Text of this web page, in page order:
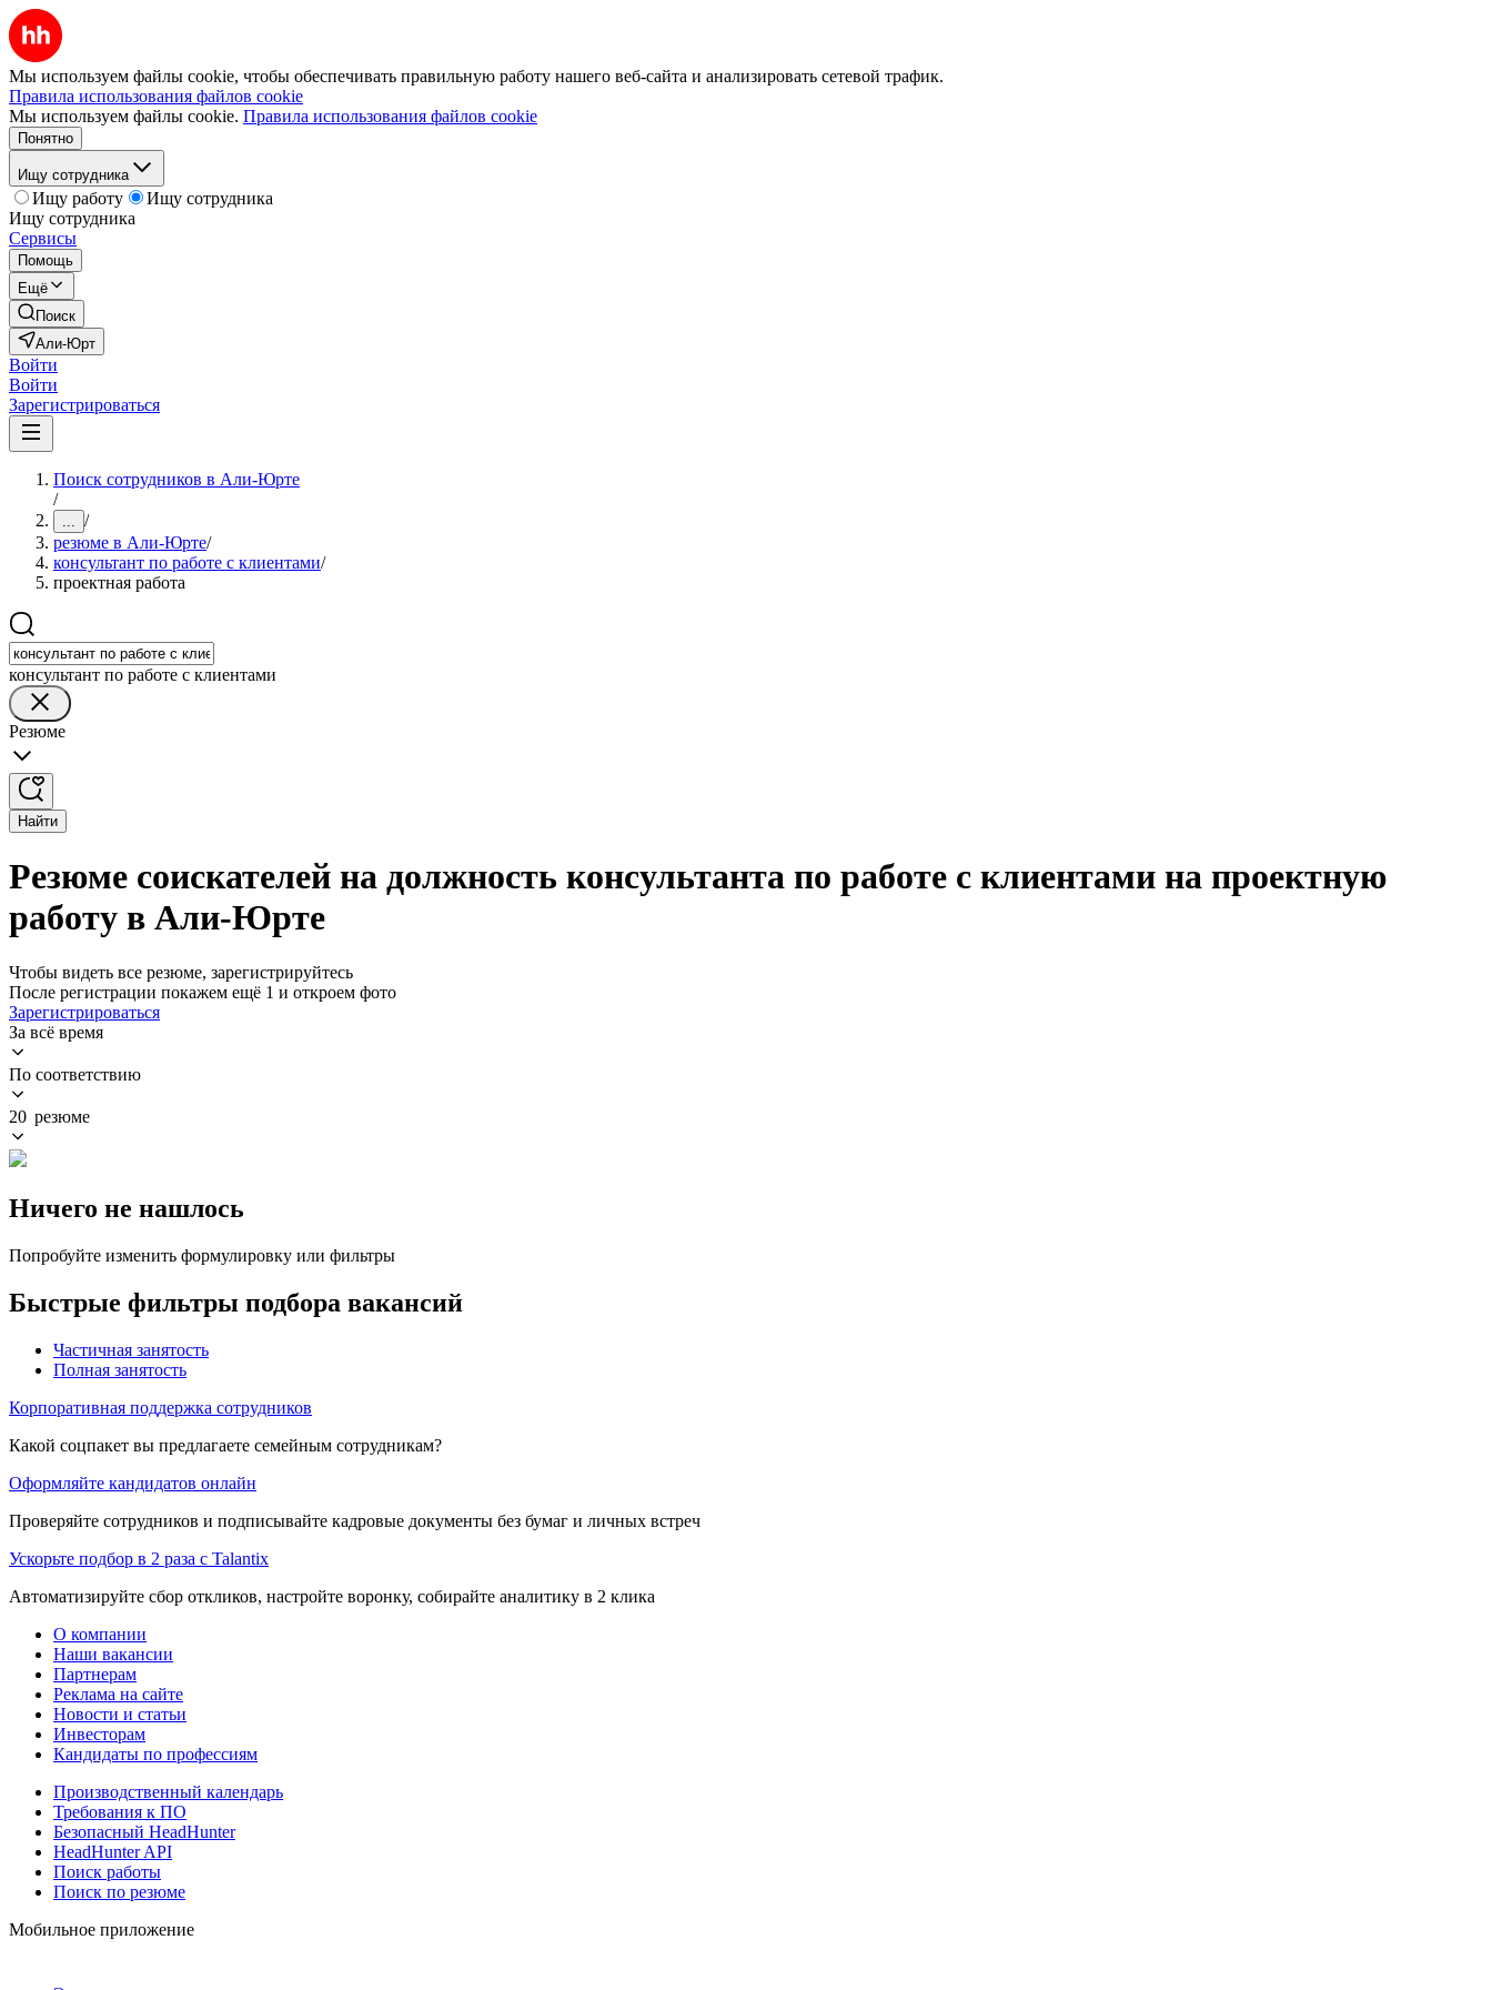
Мы используем файлы cookie, чтобы обеспечивать правильную работу нашего веб-сайта и анализировать сетевой трафик.
Правила использования файлов cookie
Мы используем файлы cookie. Правила использования файлов cookie
Понятно
Ищу сотрудника
Ищу работу
Ищу сотрудника
Ищу сотрудника
Сервисы
Помощь
Ещё
Поиск
Али-Юрт
Войти
Войти
Зарегистрироваться
Поиск сотрудников в Али-Юрте
/
... /
резюме в Али-Юрте/
консультант по работе с клиентами/
проектная работа
консультант по работе с клиентами
Резюме
Найти
Резюме соискателей на должность консультанта по работе с клиентами на проектную
работу в Али-Юрте
Чтобы видеть все резюме, зарегистрируйтесь
После регистрации покажем ещё 1 и откроем фото
Зарегистрироваться
За всё время
По соответствию
20 резюме
Ничего не нашлось
Попробуйте изменить формулировку или фильтры
Быстрые фильтры подбора вакансий
Частичная занятость
Полная занятость
Корпоративная поддержка сотрудников
Какой соцпакет вы предлагаете семейным сотрудникам?
Оформляйте кандидатов онлайн
Проверяйте сотрудников и подписывайте кадровые документы без бумаг и личных встреч
Ускорьте подбор в 2 раза с Talantix
Автоматизируйте сбор откликов, настройте воронку, собирайте аналитику в 2 клика
О компании
Наши вакансии
Партнерам
Реклама на сайте
Новости и статьи
Инвесторам
Кандидаты по профессиям
Производственный календарь
Требования к ПО
Безопасный HeadHunter
HeadHunter API
Поиск работы
Поиск по резюме
Мобильное приложение